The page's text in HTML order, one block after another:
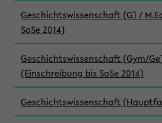
Geschichtswissenschaft (G) /
SoSe 2014)
Geschichtswissenschaft (Gym/
(Einschreibung bis SoSe 2014)
Geschichtswissenschaft